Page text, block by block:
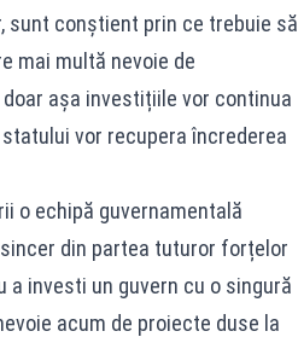
sunt conștient prin ce trebuie să
mai multă nevoie de
așa investițiile vor continua
vor recupera încrederea
o echipă guvernamentală
din partea tuturor forțelor
investi un guvern cu o singură
acum de proiecte duse la